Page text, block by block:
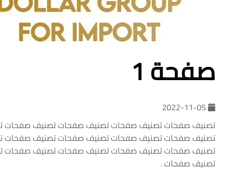
صفحة 1
تصنيف صفحات تصنيف صفحات تصنيف صفحات تصنيف
تصنيف صفحات تصنيف صفحات تصنيف صفحات تصنيف
تصنيف صفحات تصنيف صفحات تصنيف صفحات تصنيف
تصنيف صفحات .